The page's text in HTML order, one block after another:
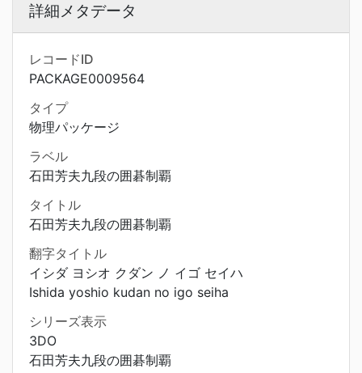
詳細メタデータ
レコードID
PACKAGE0009564
タイプ
物理パッケージ
ラベル
石田芳夫九段の囲碁制覇
タイトル
石田芳夫九段の囲碁制覇
翻字タイトル
イシダ ヨシオ クダン ノ イゴ セイハ
Ishida yoshio kudan no igo seiha
シリーズ表示
3DO
石田芳夫九段の囲碁制覇